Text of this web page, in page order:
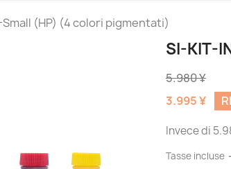
Small (HP) (4 colori pigmentati)
SI-KIT-
5.980 ¥
3.995 ¥
Invece di
Tasse incluse